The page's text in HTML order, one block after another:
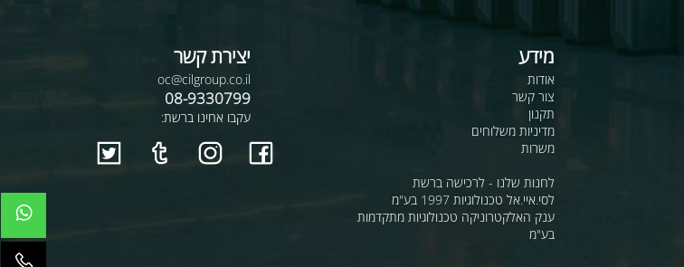
מידע
אודות
צור קשר
מדיניות משלוחים
משרות
יצירת קשר
oc@cilgroup.co.il
08-9330799